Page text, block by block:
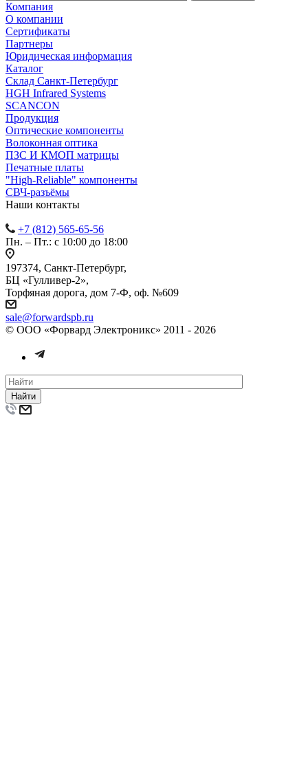
Компания
О компании
Сертификаты
Партнеры
Юридическая информация
Каталог
Cклад Санкт-Петербург
HGH Infrared Systems
SCANCON
Продукция
Оптические компоненты
Волоконная оптика
ПЗС И КМОП матрицы
Печатные платы
"High-Reliable" компоненты
СВЧ-разъёмы
Наши контакты
+7 (812) 565-65-56
Пн. – Пт.: с 10:00 до 18:00
197374, Санкт-Петербург,
БЦ «Гулливер-2»,
Торфяная дорога, дом 7-Ф, оф. №609
sale@forwardspb.ru
© ООО «Форвард Электроникс» 2011 - 2026
Найти